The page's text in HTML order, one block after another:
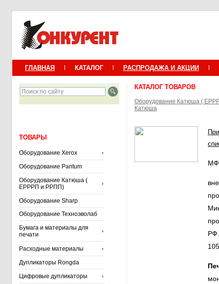
ГЛАВНАЯ КАТАЛОГ РАСПРОДАЖА И АКЦИИ
ТОВАРЫ
Оборудование Xerox
Оборудование Pantum
Оборудование Катюша (
ЕРРРП и РРПП)
Оборудование Sharp
Оборудование Техноэволаб
Бумага и материалы для
печати
Расходные материалы
Дупликаторы Rongda
Цифровые дупликаторы
КАТАЛОГ ТОВАРОВ
Оборудование Катюша (
Катюша